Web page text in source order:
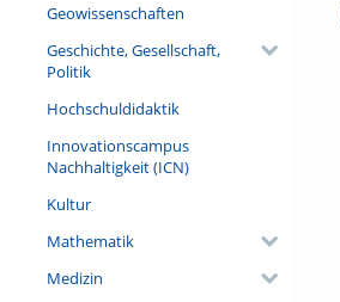
Geowissenschaften
Geschichte, Gesellschaft,
Politik
Hochschuldidaktik
Innovationscampus
Nachhaltigkeit (ICN)
Kultur
Mathematik
Medizin